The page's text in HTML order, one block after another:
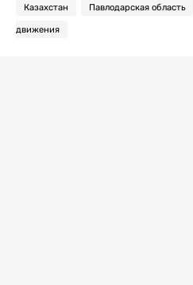
Казахстан Павлодарская область
движения